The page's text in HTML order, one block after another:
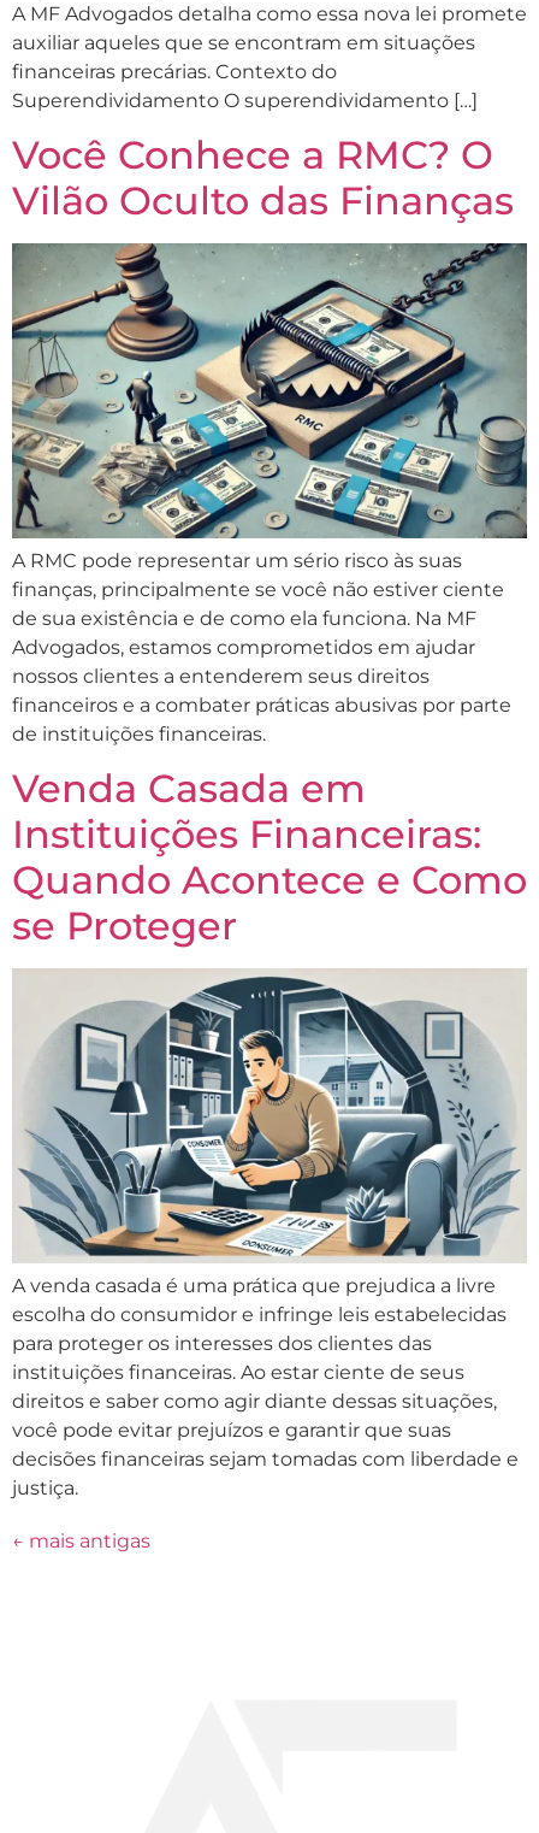
A MF Advogados detalha como essa nova lei promete
auxiliar aqueles que se encontram em situações
financeiras precárias. Contexto do
Superendividamento O superendividamento […]
Você Conhece a RMC? O
Vilão Oculto das Finanças
A RMC pode representar um sério risco às suas
finanças, principalmente se você não estiver ciente
de sua existência e de como ela funciona. Na MF
Advogados, estamos comprometidos em ajudar
nossos clientes a entenderem seus direitos
financeiros e a combater práticas abusivas por parte
de instituições financeiras.
Venda Casada em
Instituições Financeiras:
Quando Acontece e Como
se Proteger
A venda casada é uma prática que prejudica a livre
escolha do consumidor e infringe leis estabelecidas
para proteger os interesses dos clientes das
instituições financeiras. Ao estar ciente de seus
direitos e saber como agir diante dessas situações,
você pode evitar prejuízos e garantir que suas
decisões financeiras sejam tomadas com liberdade e
justiça.
← mais antigas